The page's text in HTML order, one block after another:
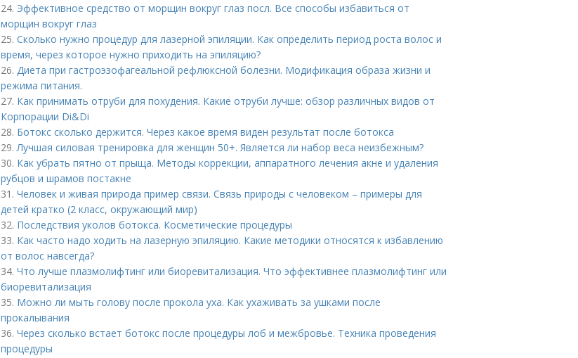
24. Эффективное средство от морщин вокруг глаз посл. Все способы избавиться от
морщин вокруг глаз
25. Сколько нужно процедур для лазерной эпиляции. Как определить период роста волос и
время, через которое нужно приходить на эпиляцию?
26. Диета при гастроэзофагеальной рефлюксной болезни. Модификация образа жизни и
режима питания.
27. Как принимать отруби для похудения. Какие отруби лучше: обзор различных видов от
Корпорации Di&Di
28. Ботокс сколько держится. Через какое время виден результат после ботокса
29.Лучшая силовая тренировка для женщин 50+. Является ли набор веса неизбежным?
30. Как убрать пятно от прыща. Методы коррекции, аппаратного лечения акне и удаления
рубцов и шрамов постакне
31. Человек и живая природа пример связи. Связь природы с человеком – примеры для
детей кратко (2 класс, окружающий мир)
32. Последствия уколов ботокса. Косметические процедуры
33. Как часто надо ходить на лазерную эпиляцию. Какие методики относятся к избавлению
от волос навсегда?
34. Что лучше плазмолифтинг или биоревитализация. Что эффективнее плазмолифтинг или
биоревитализация
35. Можно ли мыть голову после прокола уха. Как ухаживать за ушками после
прокалывания
36. Через сколько встает ботокс после процедуры лоб и межбровье. Техника проведения
процедуры